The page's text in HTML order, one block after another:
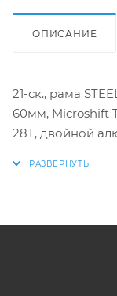
ОПИСАНИЕ
21-ск., рама
60мм, Microshift
28T, двойной